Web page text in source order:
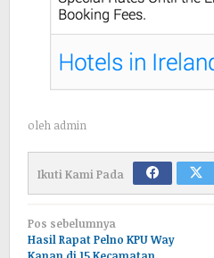
oleh admin
Ikuti Kami Pada
Navigasi
pos
Pos sebelumnya
Hasil Rapat Pelno KPU Way
Kanan di 15 Kecamatan,